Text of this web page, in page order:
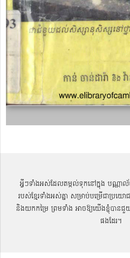
អ្វីៗទាំងអស់ដែលតម្កល់ទុកនៅក្នុង បណ្ណាល័
របស់ខ្មែរទាំងអស់គ្នា សម្រាប់បម្រើជាប្រ
និងយកកម្រៃ ព្រមទាំង អាចឱ្យយើងខ្ញុំបាន
ផងដែរ។